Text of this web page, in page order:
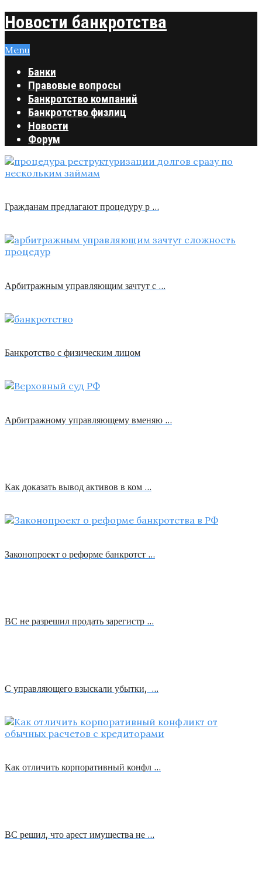
Новости банкротства
Menu
Банки
Правовые вопросы
Банкротство компаний
Банкротство физлиц
Новости
Форум
Гражданам предлагают процедуру р …
Арбитражным управляющим зачтут с …
Банкротство с физическим лицом
Арбитражному управляющему вменяю …
Как доказать вывод активов в ком …
Законопроект о реформе банкротст …
ВС не разрешил продать зарегистр …
С управляющего взыскали убытки, …
Как отличить корпоративный конфл …
ВС решил, что арест имущества не …